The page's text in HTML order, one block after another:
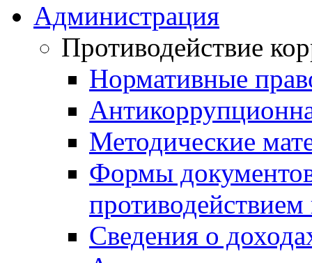
Администрация
Противодействие
Нормативные
Методические
Формы
Сведения о